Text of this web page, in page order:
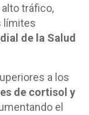
tráfico,
límites
de la Salud
a los
de cortisol y
el